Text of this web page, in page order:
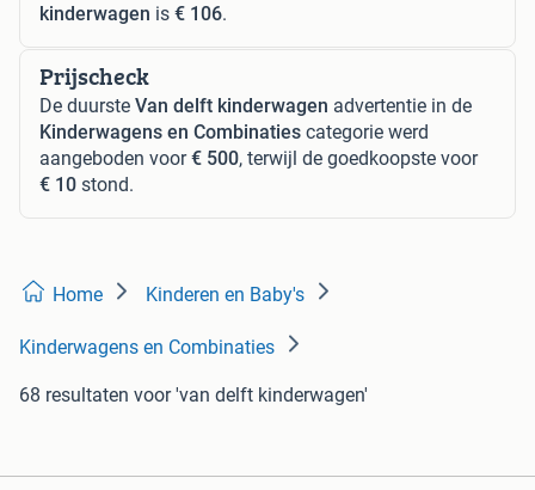
kinderwagen is € 106.
Prijscheck
De duurste Van delft kinderwagen advertentie in de
Kinderwagens en Combinaties categorie werd
aangeboden voor€ 500, terwijl de goedkoopste voor
€ 10 stond.
Home Kinderen en Baby's
Kinderwagens en Combinaties
68 resultaten voor 'van delft kinderwagen'